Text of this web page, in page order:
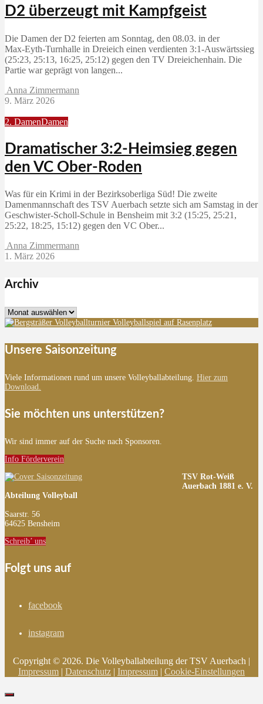
D2 überzeugt mit Kampfgeist
Die Damen der D2 feierten am Sonntag, den 08.03. in der
Max‑Eyth‑Turnhalle in Dreieich einen verdienten 3:1‑Auswärtssieg
(25:23, 25:13, 16:25, 25:12) gegen den TV Dreieichenhain. Die
Partie war geprägt von langen...
Anna Zimmermann
9. März 2026
2. DamenDamen
Dramatischer 3:2-Heimsieg gegen
den VC Ober-Roden
Was für ein Krimi in der Bezirksoberliga Süd! Die zweite
Damenmannschaft des TSV Auerbach setzte sich am Samstag in der
Geschwister-Scholl-Schule in Bensheim mit 3:2 (15:25, 25:21,
25:22, 18:25, 15:12) gegen den VC Ober...
Anna Zimmermann
1. März 2026
Archiv
Archiv
Unsere Saisonzeitung
Viele Informationen rund um unsere Volleyballabteilung. Hier zum
Download.
Sie möchten uns unterstützen?
Wir sind immer auf der Suche nach Sponsoren.
Info Förderverein
TSV Rot-Weiß
Auerbach 1881 e. V.
Abteilung Volleyball
Saarstr. 56
64625 Bensheim
Schreib’ uns
Folgt uns auf
facebook
instagram
Copyright © 2026. Die Volleyballabteilung der TSV Auerbach |
Impressum | Datenschutz | Impressum | Cookie-Einstellungen